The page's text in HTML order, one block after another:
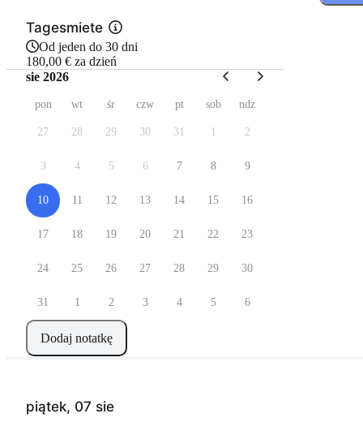
piątek, 07 sie
Tagesmiete
Od jeden do 30 dni
180,00 € za dzień
sie 2026
pon wt śr czw pt sob ndz
27 28 29 30 31 1 2
3 4 5 6 7 8 9
10 11 12 13 14 15 16
17 18 19 20 21 22 23
24 25 26 27 28 29 30
31 1 2 3 4 5 6
Dodaj notatkę